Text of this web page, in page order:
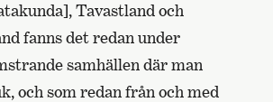
Tavastland och
fanns det redan under
samhällen där man
och som redan från och med